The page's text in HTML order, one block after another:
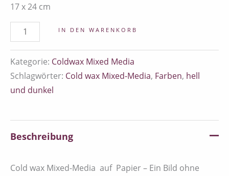
17 x 24 cm
IN DEN WARENKORB
Kategorie: Coldwax Mixed Media
Schlagwörter: Cold wax Mixed-Media, Farben, hell
und dunkel
Beschreibung
Cold wax Mixed-Media auf Papier – Ein Bild ohne